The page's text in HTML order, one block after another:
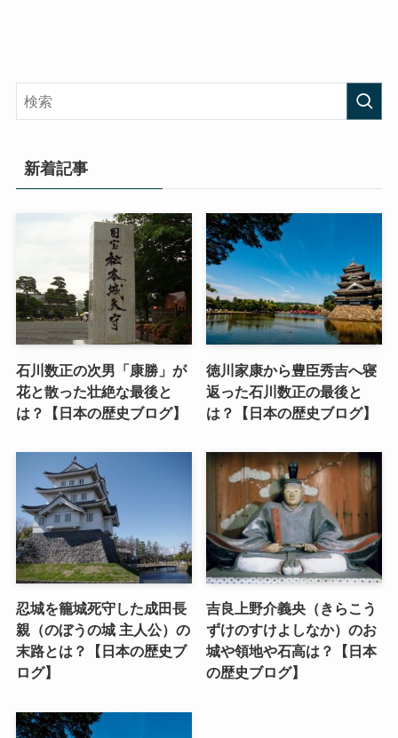
新着記事
石川数正の次男「康勝」が
花と散った壮絶な最後と
は？【日本の歴史ブログ】
徳川家康から豊臣秀吉へ寝
返った石川数正の最後と
は？【日本の歴史ブログ】
忍城を籠城死守した成田長
親（のぼうの城 主人公）の
末路とは？【日本の歴史ブ
ログ】
吉良上野介義央（きらこう
ずけのすけよしなか）のお
城や領地や石高は？【日本
の歴史ブログ】